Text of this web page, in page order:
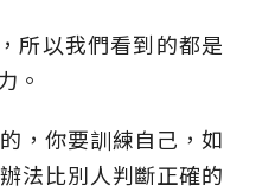
所以我們看到的都是
。
，你要訓練自己，如
法比別人判斷正確的